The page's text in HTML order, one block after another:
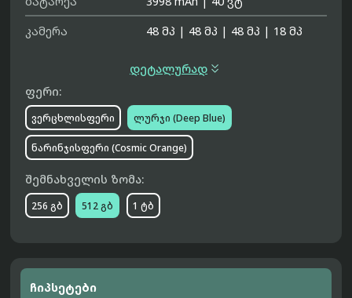
კამერა
48 მპ | 48 მპ | 48 მპ | 18 მპ
დეტალურად 
ფერი:
ვერცხლისფერი ლურჯი (Deep Blue)
ნარინჯისფერი (Cosmic Orange)
შემნახველის ზომა:
256 გბ 512 გბ 1 ტბ
ჩიპსეტები